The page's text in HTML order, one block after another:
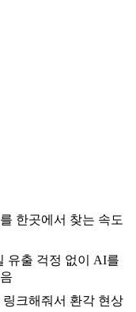
한곳에서 찾는 속도
유출 걱정 없이 AI를
크해줘서 환각 현상